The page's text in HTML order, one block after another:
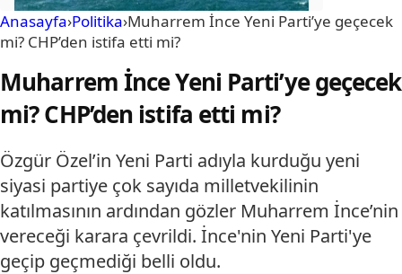
Anasayfa›Politika›Muharrem İnce Yeni Parti’ye geçecek
mi? CHP’den istifa etti mi?
Muharrem İnce Yeni Parti’ye geçecek
mi? CHP’den istifa etti mi?
Özgür Özel’in Yeni Parti adıyla kurduğu yeni
siyasi partiye çok sayıda milletvekilinin
katılmasının ardından gözler Muharrem İnce’nin
vereceği karara çevrildi. İnce'nin Yeni Parti'ye
geçip geçmediği belli oldu.